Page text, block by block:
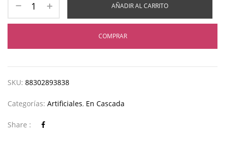
AÑADIR AL CARRITO
COMPRAR
SKU: 88302893838
Categorías: Artificiales, En Cascada
Share :